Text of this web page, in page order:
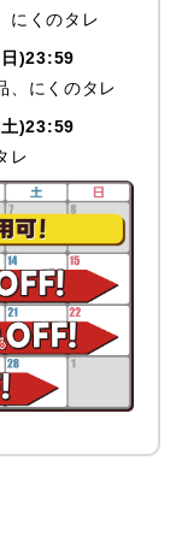
にくのタレ
)23:59
、にくのタレ
)23:59
レ